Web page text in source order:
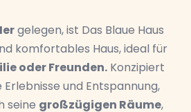
gelegen, ist Das Blaue Haus
komfortables Haus, ideal für
oder Freunden.Konzipiert
und Entspannung,
seine großzügigen Räume,